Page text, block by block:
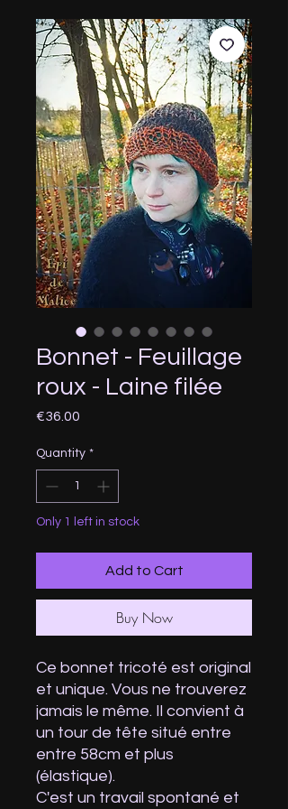
Bonnet - Feuillage
roux - Laine filée
€36.00
Quantity *
Only 1 left in stock
Add to Cart
Buy Now
Ce bonnet tricoté est original
et unique. Vous ne trouverez
jamais le même. Il convient à
un tour de tête situé entre
entre 58cm et plus
(élastique).
C'est un travail spontané et